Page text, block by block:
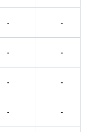
- -
- -
- -
- -